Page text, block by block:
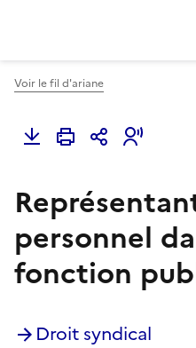
Voir le fil d'ariane
personnel
fonction
Droit syndical